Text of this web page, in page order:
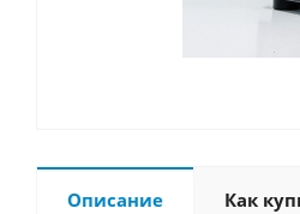
Описание Как